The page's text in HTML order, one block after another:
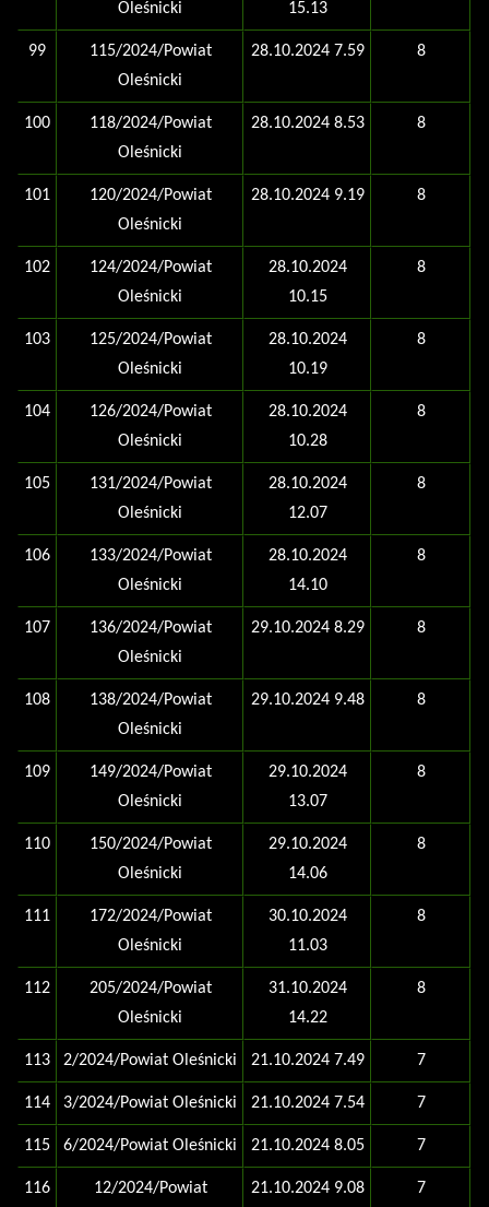
Oleśnicki
15.13
99
115/2024/Powiat
Oleśnicki
28.10.2024 7.59 8
100
118/2024/Powiat
Oleśnicki
28.10.2024 8.53 8
101
120/2024/Powiat
Oleśnicki
28.10.2024 9.19 8
102
124/2024/Powiat
Oleśnicki
28.10.2024
10.15
8
103
125/2024/Powiat
Oleśnicki
28.10.2024
10.19
8
104
126/2024/Powiat
Oleśnicki
28.10.2024
10.28
8
105
131/2024/Powiat
Oleśnicki
28.10.2024
12.07
8
106
133/2024/Powiat
Oleśnicki
28.10.2024
14.10
8
107
136/2024/Powiat
Oleśnicki
29.10.2024 8.29 8
108
138/2024/Powiat
Oleśnicki
29.10.2024 9.48 8
109
149/2024/Powiat
Oleśnicki
29.10.2024
13.07
8
110
150/2024/Powiat
Oleśnicki
29.10.2024
14.06
8
111
172/2024/Powiat
Oleśnicki
30.10.2024
11.03
8
112
205/2024/Powiat
Oleśnicki
31.10.2024
14.22
8
113 2/2024/Powiat Oleśnicki 21.10.2024 7.49 7
114 3/2024/Powiat Oleśnicki 21.10.2024 7.54 7
115 6/2024/Powiat Oleśnicki 21.10.2024 8.05 7
116
12/2024/Powiat
21.10.2024 9.08 7